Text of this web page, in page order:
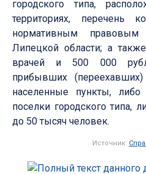
городского типа,
территориях, перечень
нормативным правовым
Липецкой области; а
врачей и 500 000
прибывших
населенные пункты,
поселки городского типа,
до 50 тысяч человек.
Источник: